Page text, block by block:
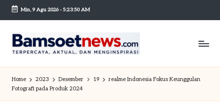
Skip
content
Min, 9 Agu 2026-5:23:50 AM
B
a
m
Mobilitas
Home 2023 Desember 19
realme Indonesia Fokus Keunggulan
Fotografi pada Produk 2024